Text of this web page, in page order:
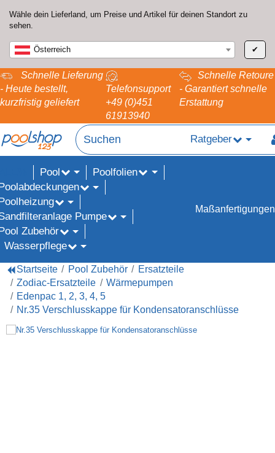
Wähle dein Lieferland, um Preise und Artikel für deinen Standort zu
sehen.
Österreich ✔
Schnelle Lieferung
- Heute bestellt,
kurzfristig geliefert
Telefonsupport
+49 (0)451
61913940
Schnelle Retoure
- Garantiert schnelle
Erstattung
Ratgeber
Pool
Poolfolien
Pumpe
Zubehör
Wasserpflege
Maßanfertigungen
Startseite Pool Zubehör
Ersatzteile
Zodiac-Ersatzteile
Wärmepumpen
Edenpac 1, 2, 3, 4, 5
Nr.35 Verschlusskappe für Kondensatoranschlüsse